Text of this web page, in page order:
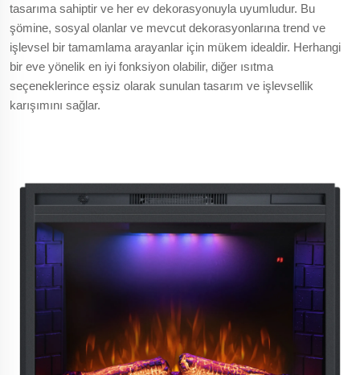
tasarıma sahiptir ve her ev dekorasyonuyla uyumludur. Bu
şömine, sosyal olanlar ve mevcut dekorasyonlarına trend ve
işlevsel bir tamamlama arayanlar için mükem idealdir. Herhangi
bir eve yönelik en iyi fonksiyon olabilir, diğer ısıtma
seçeneklerince eşsiz olarak sunulan tasarım ve işlevsellik
karışımını sağlar.